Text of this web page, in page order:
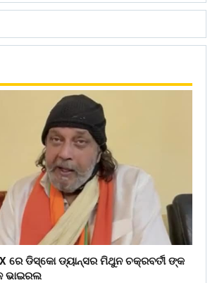
ଡିସ୍କୋ ଡ୍ୟାନ୍ସର ମିଥୁନ ଚକ୍ରବର୍ତୀ ଙ୍କ
ଭାଇରଲ